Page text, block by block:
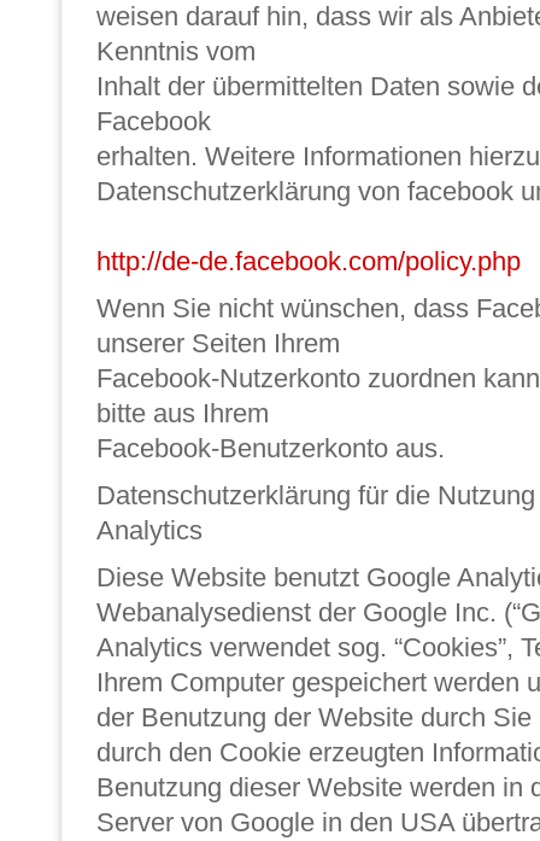
weisen darauf hin, dass wir als
Kenntnis vom
Inhalt der übermittelten Daten sowie
Facebook
erhalten. Weitere Informationen
Datenschutzerklärung von facebook
http://de-de.facebook.com/policy.php
Wenn Sie nicht wünschen, dass
unserer Seiten Ihrem
Facebook-Nutzerkonto zuordnen
bitte aus Ihrem
Facebook-Benutzerkonto aus.
Datenschutzerklärung für die
Analytics
Diese Website benutzt Google
Webanalysedienst der Google Inc.
Analytics verwendet sog. “Cookies”,
Ihrem Computer gespeichert werden
der Benutzung der Website durch
durch den Cookie erzeugten
Benutzung dieser Website werden in
Server von Google in den USA